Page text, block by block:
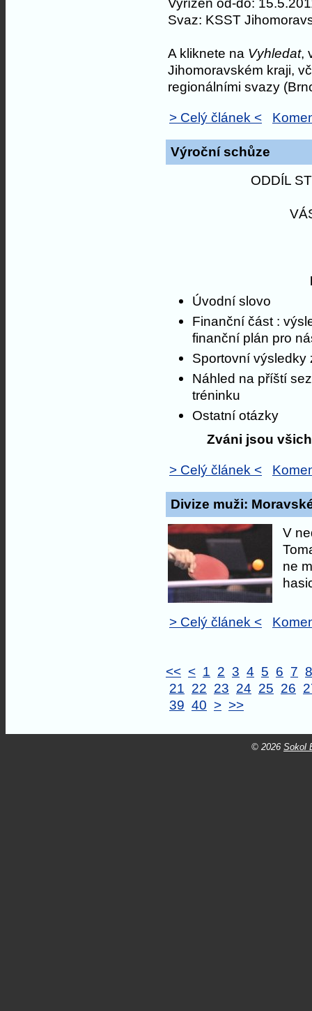
Svaz: KSST
A kliknete na Vyhledat,
Jihomoravském kraji,
regionálními svazy
> Celý článek <
Výroční schůze
ODDÍL
Úvodní slovo
Finanční část :
finanční plán pro
Sportovní výsledky
Náhled na příští
tréninku
Ostatní otázky
Zváni jsou
> Celý článek <
Divize muži:
V
ne
> Celý článek <
<< < 1 2 3 4 5 6 7 8
21 22 23 24 25 26
39 40 > >>
© 2026 Sokol